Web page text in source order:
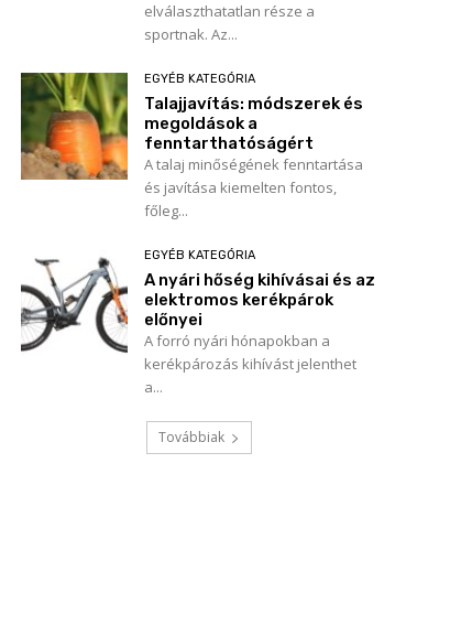
elválaszthatatlan része a
sportnak. Az...
EGYÉB KATEGÓRIA
Talajjavítás: módszerek és
megoldások a
fenntarthatóságért
A talaj minőségének fenntartása
és javítása kiemelten fontos,
főleg...
EGYÉB KATEGÓRIA
A nyári hőség kihívásai és az
elektromos kerékpárok
előnyei
A forró nyári hónapokban a
kerékpározás kihívást jelenthet
a...
Továbbiak